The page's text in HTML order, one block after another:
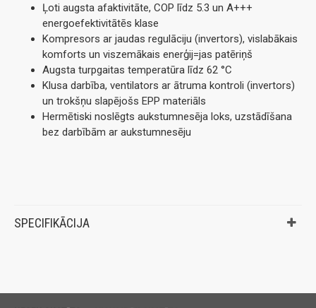
Ļoti augsta afaktivitāte, COP līdz 5.3 un A+++
energoefektivitātēs klase
Kompresors ar jaudas regulāciju (invertors), vislabākais
komforts un viszemākais enerģij=jas patēriņš
Augsta turpgaitas temperatūra līdz 62 °C
Klusa darbība, ventilators ar ātruma kontroli (invertors)
un trokšņu slapējošs EPP materiāls
Hermētiski noslēgts aukstumnesēja loks, uzstādīšana
bez darbībām ar aukstumnesēju
SPECIFIKĀCIJA